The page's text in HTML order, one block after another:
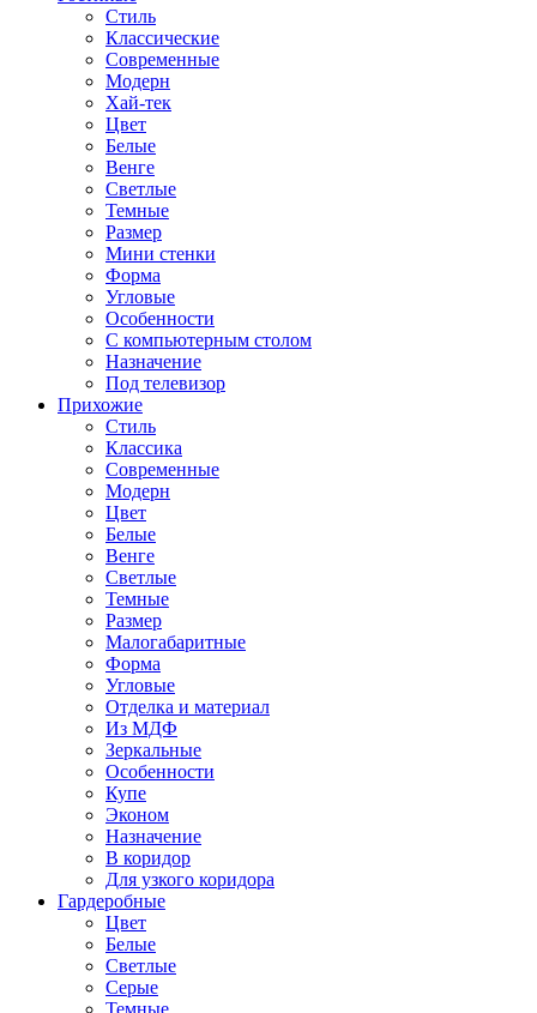
Стиль
Классические
Современные
Модерн
Хай-тек
Цвет
Белые
Венге
Светлые
Темные
Размер
Мини стенки
Форма
Угловые
Особенности
С компьютерным столом
Назначение
Под телевизор
Прихожие
Стиль
Классика
Современные
Модерн
Цвет
Белые
Венге
Светлые
Темные
Размер
Малогабаритные
Форма
Угловые
Отделка и материал
Из МДФ
Зеркальные
Особенности
Купе
Эконом
Назначение
В коридор
Для узкого коридора
Гардеробные
Цвет
Белые
Светлые
Серые
Темные